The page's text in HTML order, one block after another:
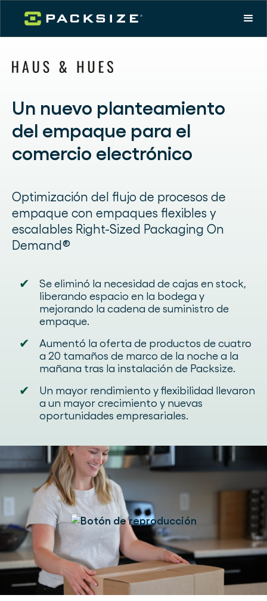
Un nuevo planteamiento
del empaque para el
comercio electrónico
Optimización del flujo de procesos de
empaque con empaques flexibles y
escalables Right-Sized Packaging On
Demand®
✔
Se eliminó la necesidad de cajas en stock,
liberando espacio en la bodega y
mejorando la cadena de suministro de
empaque.
✔
Aumentó la oferta de productos de cuatro
a 20 tamaños de marco de la noche a la
mañana tras la instalación de Packsize.
✔
Un mayor rendimiento y flexibilidad llevaron
a un mayor crecimiento y nuevas
oportunidades empresariales.